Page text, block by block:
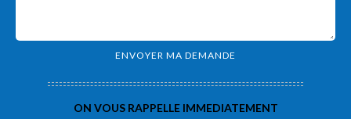
ON VOUS RAPPELLE IMMEDIATEMENT